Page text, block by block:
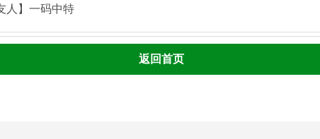
人】一码中特
返回首页